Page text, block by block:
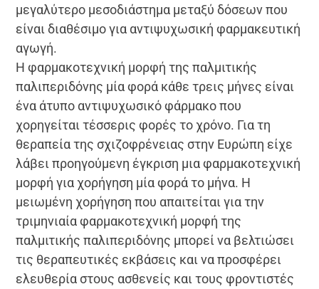
μεγαλύτερο μεσοδιάστημα μεταξύ δόσεων που
είναι διαθέσιμο για αντιψυχωσική φαρμακευτική
αγωγή.
Η φαρμακοτεχνική μορφή της παλμιτικής
παλιπεριδόνης μία φορά κάθε τρεις μήνες είναι
ένα άτυπο αντιψυχωσικό φάρμακο που
χορηγείται τέσσερις φορές το χρόνο. Για τη
θεραπεία της σχιζοφρένειας στην Ευρώπη είχε
λάβει προηγούμενη έγκριση μια φαρμακοτεχνική
μορφή για χορήγηση μία φορά το μήνα. Η
μειωμένη χορήγηση που απαιτείται για την
τριμηνιαία φαρμακοτεχνική μορφή της
παλμιτικής παλιπεριδόνης μπορεί να βελτιώσει
τις θεραπευτικές εκβάσεις και να προσφέρει
ελευθερία στους ασθενείς και τους φροντιστές